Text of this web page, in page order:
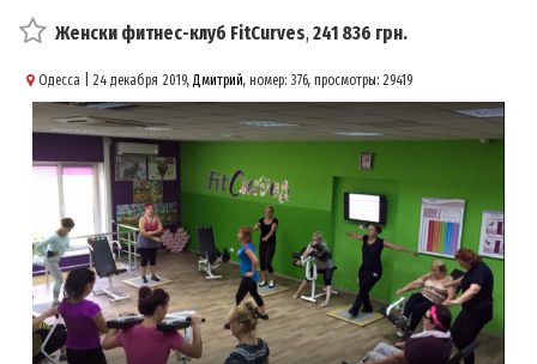
Женски фитнес-клуб FitCurves, 241 836 грн.
Одесса | 24 декабря 2019, Дмитрий, номер: 376, просмотры: 29419